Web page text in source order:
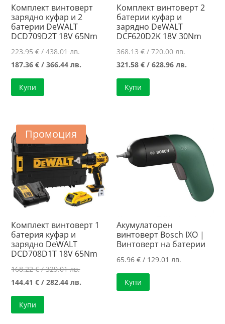
Комплект винтоверт
зарядно куфар и 2
батерии DeWALT
DCD709D2T 18V 65Nm
223.95€/ 438.01 лв.Original
price
187.36€ / 366.44 лв.
Купи
Комплект винтоверт 2
батерии куфар и
зарядно DeWALT
DCF620D2K 18V 30Nm
368.13€/ 720.00 лв.Original
price
321.58€ / 628.96 лв.
Купи
Промоция
Комплект винтоверт 1
батерия куфар и
зарядно DeWALT
DCD708D1T 18V 65Nm
168.22€/ 329.01 лв.Original
price
144.41€ / 282.44 лв.
Купи
Акумулаторен
винтоверт Bosch IXO |
Винтоверт на батерии
65.96€ / 129.01 лв.
Купи